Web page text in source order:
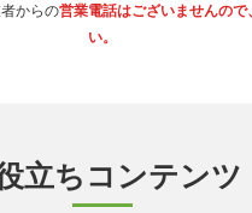
からの営業電話はございませんので
い。
立ちコンテンツ